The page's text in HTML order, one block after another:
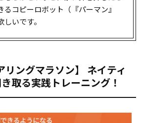
るコピーロボット（『パーマン』
いです。
リングマラソン】 ネイティ
取る実践トレーニング！